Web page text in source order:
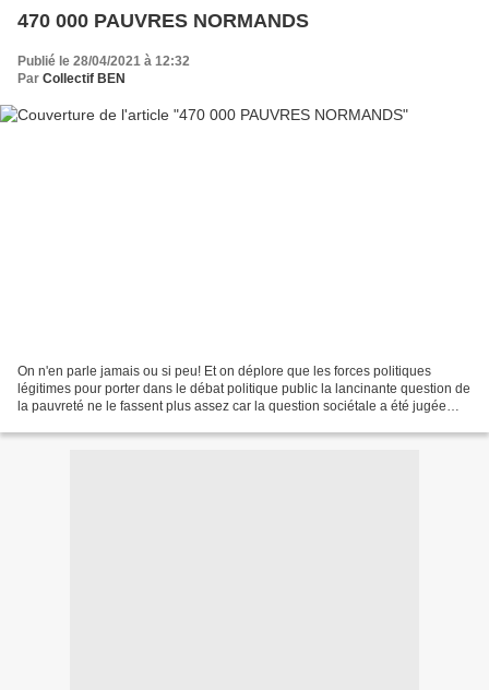
470 000 PAUVRES NORMANDS
Publié le 28/04/2021 à 12:32
Par Collectif BEN
On n'en parle jamais ou si peu! Et on déplore que les forces politiques
légitimes pour porter dans le débat politique public la lancinante question de
la pauvreté ne le fassent plus assez car la question sociétale a été jugée